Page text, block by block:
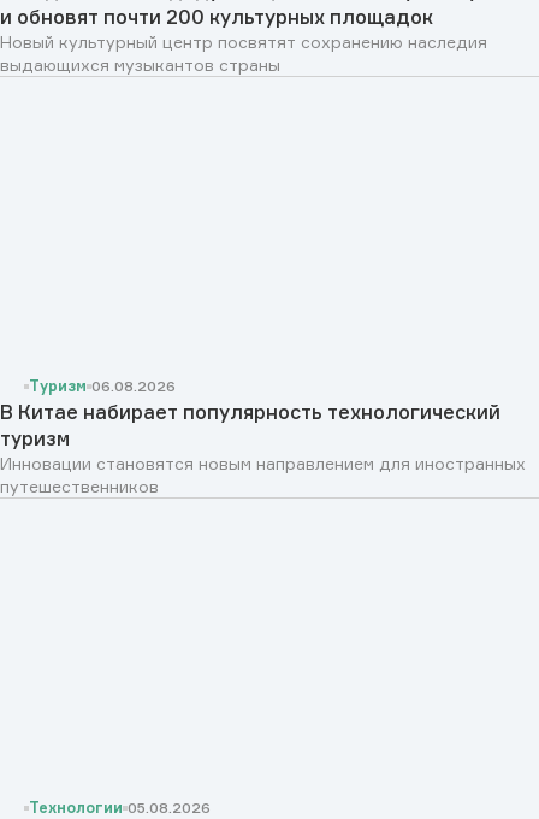
и обновят почти 200 культурных площадок
Новый культурный центр посвятят сохранению наследия
выдающихся музыкантов страны
Туризм 06.08.2026
В Китае набирает популярность технологический
туризм
Инновации становятся новым направлением для иностранных
путешественников
Технологии 05.08.2026